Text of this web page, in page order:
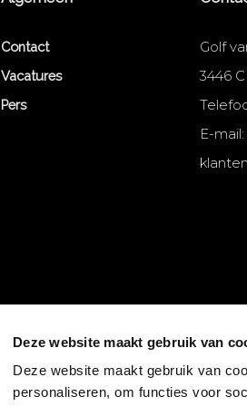
Deze website maakt gebruik van
Deze website maakt gebruik van
personaliseren, om functies voor
Contact
Vacatures
Pers
Golf
3446
E-mail: